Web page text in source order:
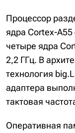
Процессор
ядра Cortex-A55
четыре ядра
2,2 ГГц. В
технология
адаптера
тактовая
Оперативная